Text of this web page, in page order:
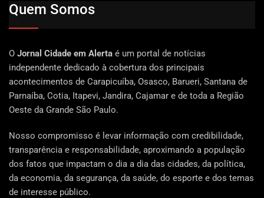
Quem Somos
O Jornal Cidade em Alerta é um portal de notícias
independente dedicado à cobertura dos principais
acontecimentos de Carapicuíba, Osasco, Barueri, Santana de
Parnaíba, Cotia, Itapevi, Jandira, Cajamar e de toda a Região
Oeste da Grande São Paulo.
Nosso compromisso é levar informação com credibilidade,
transparência e responsabilidade, aproximando a população
dos fatos que impactam o dia a dia das cidades, da política,
da economia, da segurança, da saúde, do esporte e dos temas
de interesse público.